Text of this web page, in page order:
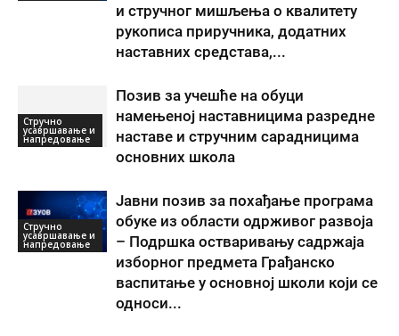
и стручног мишљења о квалитету
рукописа приручника, додатних
наставних средстава,...
Стручно
усавршавање и
напредовање
Позив за учешће на обуци
намењеној наставницима разредне
наставе и стручним сарадницима
основних школа
Стручно
усавршавање и
напредовање
Јавни позив за похађање програма
обуке из области одрживог развоја
– Подршка остваривању садржаја
изборног предмета Грађанско
васпитање у основној школи који се
односи...